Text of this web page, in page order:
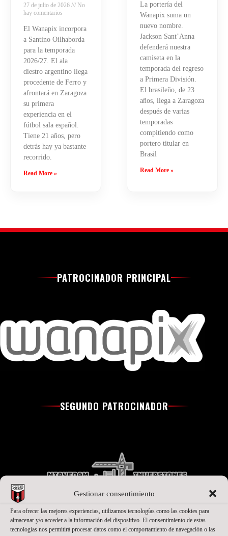
Gestionar consentimiento
Para ofrecer las mejores experiencias, utilizamos tecnologías como las cookies para
almacenar y/o acceder a la información del dispositivo. El consentimiento de estas
tecnologías nos permitirá procesar datos como el comportamiento de navegación o las
27 de julio de 2026
No
hay comentarios
El Wanapix incorpora
a Santino Oilhaborda
para la temporada
2026/27. El ala
diestro argentino llega
procedente de Ferro y
afrontará en Zaragoza
su primera
experiencia en el
fútbol sala español.
Tiene 21 años, pero
detrás hay ya bastante
recorrido.
Read More »
La portería del
Wanapix suma un
nuevo nombre.
Jackson Sant’Anna
defenderá nuestra
camiseta en la
temporada del regreso
a Primera División.
El brasileño, de 23
años, llega a Zaragoza
después de varias
temporadas
compitiendo como
portero titular en
Brasil
Read More »
PATROCINADOR PRINCIPAL
SEGUNDO PATROCINADOR